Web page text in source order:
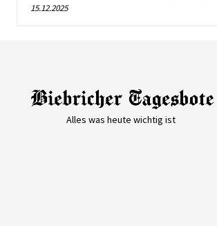
15.12.2025
Alles was heute wichtig ist